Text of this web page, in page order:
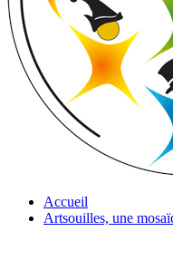
Accueil
Artsouilles, une